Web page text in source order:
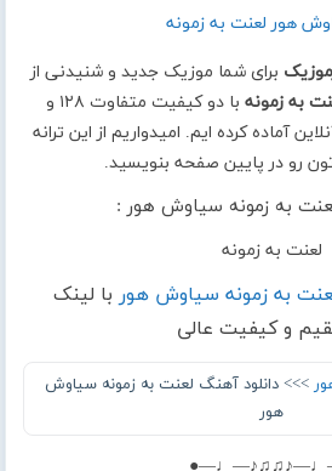
برای شما موزیک جدید و شنیدنی از
به زمونه
با دو کیفیت متفاوت ۱۲۸ و
آماده کرده ایم. امیدواریم از این ترانه
رو در پایین صفحه بنویسید.
به زمونه سیاوش هور :
لعنت به زمونه
به زمونه سیاوش هور با لینک
و کیفیت عالی
>>> دانلود آهنگ لعنت به زمونه سیاوش
هور